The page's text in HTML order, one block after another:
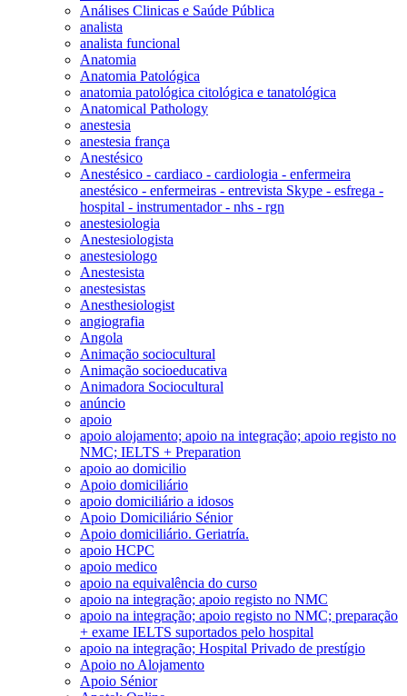
Análises Clinicas e Saúde Pública
analista
analista funcional
Anatomia
Anatomia Patológica
anatomia patológica citológica e tanatológica
Anatomical Pathology
anestesia
anestesia frança
Anestésico
Anestésico - cardiaco - cardiologia - enfermeira
anestésico - enfermeiras - entrevista Skype - esfrega -
hospital - instrumentador - nhs - rgn
anestesiologia
Anestesiologista
anestesiologo
Anestesista
anestesistas
Anesthesiologist
angiografia
Angola
Animação sociocultural
Animação socioeducativa
Animadora Sociocultural
anúncio
apoio
apoio alojamento; apoio na integração; apoio registo no
NMC; IELTS + Preparation
apoio ao domicilio
Apoio domiciliário
apoio domiciliário a idosos
Apoio Domiciliário Sénior
Apoio domiciliário. Geriatría.
apoio HCPC
apoio medico
apoio na equivalência do curso
apoio na integração; apoio registo no NMC
apoio na integração; apoio registo no NMC; preparação
+ exame IELTS suportados pelo hospital
apoio na integração; Hospital Privado de prestígio
Apoio no Alojamento
Apoio Sénior